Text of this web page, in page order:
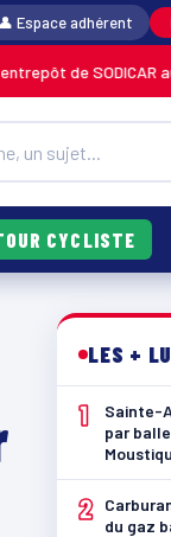
Espace adhérent
SODICAR au
CYCLISTE
LES +
1
Sainte-
par
2
du gaz